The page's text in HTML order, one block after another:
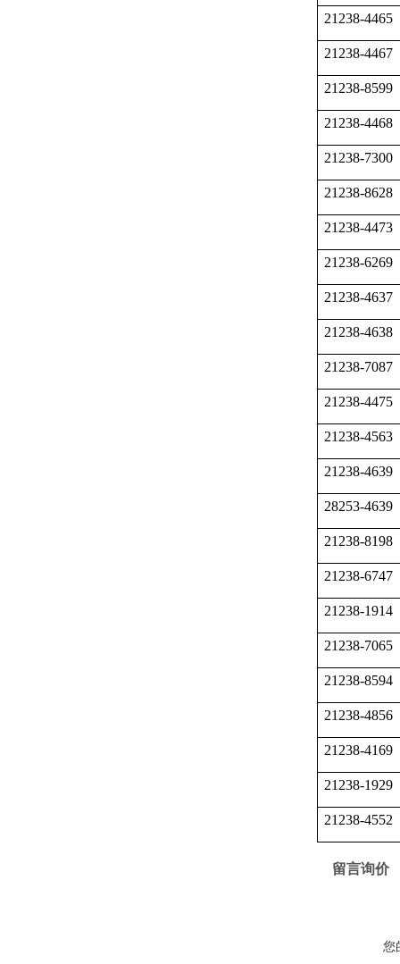
21238-4465
21238-4467
21238-8599
21238-4468
21238-7300
21238-8628
21238-4473
21238-6269
21238-4637
21238-4638
21238-7087
21238-4475
21238-4563
21238-4639
28253-4639
21238-8198
21238-6747
21238-1914
21238-7065
21238-8594
21238-4856
21238-4169
21238-1929
21238-4552
留言询价
您